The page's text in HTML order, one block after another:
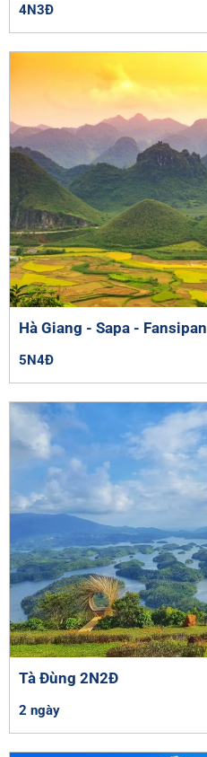
4N3Đ
Hà Giang - Sapa - Fansipan
5N4Đ
Tà Đùng 2N2Đ
2 ngày